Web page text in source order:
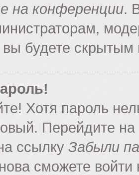
на конференции.
будете скрытым
Хотя пароль
Перейдите
ссылку Забыли
сможете